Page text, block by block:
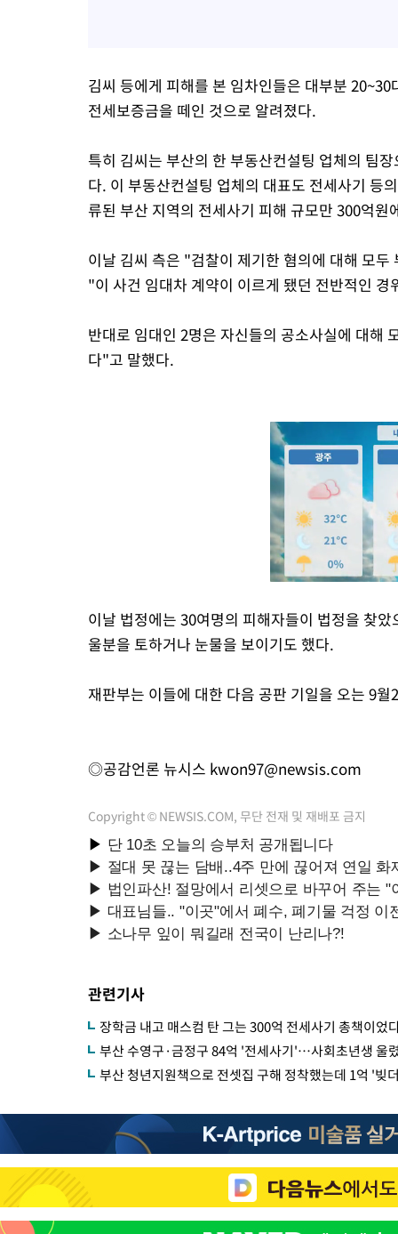
김씨 등에게 피해를 본 임차인들은 대부분
전세보증금을 떼인 것으로 알려졌다.
특히 김씨는 부산의 한 부동산컨설팅 업체의 팀
다. 이 부동산컨설팅 업체의 대표도 전세사기 등
류된 부산 지역의 전세사기 피해 규모만 300억원
이날 김씨 측은 "검찰이 제기한 혐의에 대해 모
"이 사건 임대차 계약이 이르게 됐던 전반적인
반대로 임대인 2명은 자신들의 공소사실에 대해
다"고 말했다.
이날 법정에는 30여명의 피해자들이 법정을 찾
울분을 토하거나 눈물을 보이기도 했다.
재판부는 이들에 대한 다음 공판 기일을 오는 9
◎공감언론 뉴시스 kwon97@newsis.com
Copyright © NEWSIS.COM, 무단 전재 및 재배포 금지
관련기사
장학금 내고 매스컴 탄 그는 300억 전세사기 총책이었
부산 수영구·금정구 84억 '전세사기'…사회초년생 울
부산 청년지원책으로 전셋집 구해 정착했는데 1억 '빚